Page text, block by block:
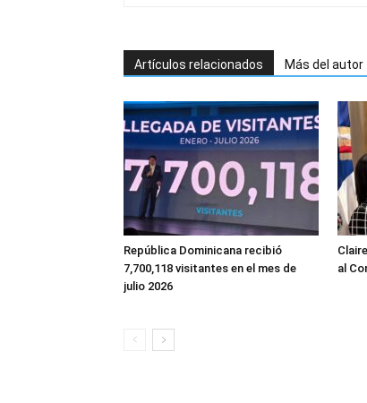
Artículos relacionados Más del autor
República Dominicana recibió
7,700,118 visitantes en el mes de
julio 2026
al